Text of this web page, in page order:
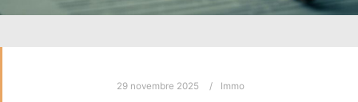
29 novembre 2025 Immo